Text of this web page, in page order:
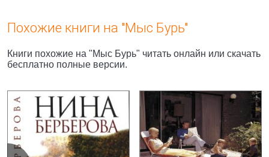
Похожие книги на "Мыс Бурь"
Книги похожие на "Мыс Бурь" читать онлайн или скачать
бесплатно полные версии.